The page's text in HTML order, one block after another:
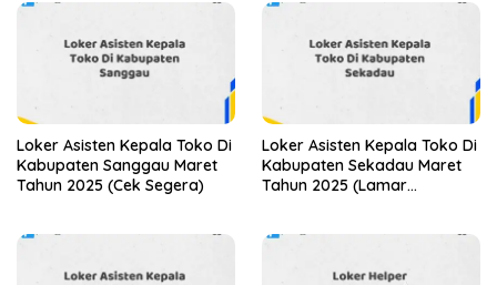
Loker Asisten Kepala Toko Di
Kabupaten Sanggau Maret
Tahun 2025 (Cek Segera)
Loker Asisten Kepala Toko Di
Kabupaten Sekadau Maret
Tahun 2025 (Lamar